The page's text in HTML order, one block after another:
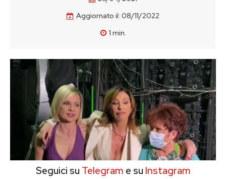
Aggiornato il: 08/11/2022
1 min.
Seguici su Telegram e su Instagram